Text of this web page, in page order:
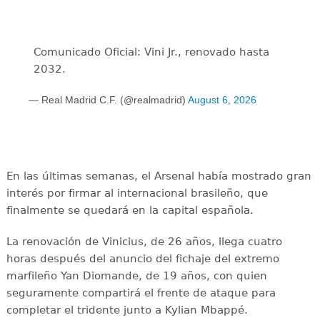
Comunicado Oficial: Vini Jr., renovado hasta
2032.
— Real Madrid C.F. (@realmadrid) August 6, 2026
En las últimas semanas, el Arsenal había mostrado gran
interés por firmar al internacional brasileño, que
finalmente se quedará en la capital española.
La renovación de Vinicius, de 26 años, llega cuatro
horas después del anuncio del fichaje del extremo
marfileño Yan Diomande, de 19 años, con quien
seguramente compartirá el frente de ataque para
completar el tridente junto a Kylian Mbappé.